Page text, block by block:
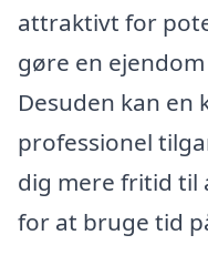
attraktivt for
gøre en
Desuden kan en
professionel
dig mere fritid til
for at bruge tid